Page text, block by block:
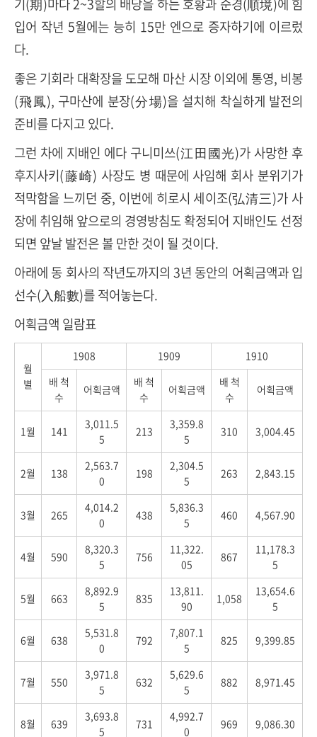
기(期)마다 2~3할의 배당을 하는 호황과 순경(順境)에 힘
입어 작년 5월에는 능히 15만 엔으로 증자하기에 이르렀
다.
좋은 기회라 대확장을 도모해 마산 시장 이외에 통영, 비봉
(飛鳳), 구마산에 분장(分場)을 설치해 착실하게 발전의
준비를 다지고 있다.
그런 차에 지배인 에다 구니미쓰(江田國光)가 사망한 후
후지사키(藤崎) 사장도 병 때문에 사임해 회사 분위기가
적막함을 느끼던 중, 이번에 히로시 세이조(弘清三)가 사
장에 취임해 앞으로의 경영방침도 확정되어 지배인도 선정
되면 앞날 발전은 볼 만한 것이 될 것이다.
아래에 동 회사의 작년도까지의 3년 동안의 어획금액과 입
선수(入船數)를 적어놓는다.
어획금액 일람표
월
별
1908 1909
1910
배 척
수
어획금액
배 척
수
어획금액
배 척
수
어획금액
1월 141
3,011.5
5
213
3,359.8
5
310 3,004.45
2월 138
2,563.7
0
198
2,304.5
5
263 2,843.15
3월 265
4,014.2
0
438
5,836.3
5
460 4,567.90
4월 590
8,320.3
5
756
11,322.
05
867
11,178.3
5
5월 663
8,892.9
5
835
13,811.
90
1,058
13,654.6
5
6월 638
5,531.8
0
792
7,807.1
5
825 9,399.85
7월 550
3,971.8
5
632
5,629.6
5
882 8,971.45
8월 639
3,693.8
5
731
4,992.7
0
969 9,086.30